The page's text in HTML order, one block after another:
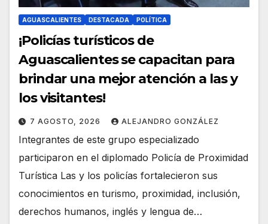
AGUASCALIENTES DESTACADA POLÍTICA
¡Policías turísticos de
Aguascalientes se capacitan para
brindar una mejor atención a las y
los visitantes!
7 AGOSTO, 2026 ALEJANDRO GONZÁLEZ
Integrantes de este grupo especializado
participaron en el diplomado Policía de Proximidad
Turística Las y los policías fortalecieron sus
conocimientos en turismo, proximidad, inclusión,
derechos humanos, inglés y lengua de…